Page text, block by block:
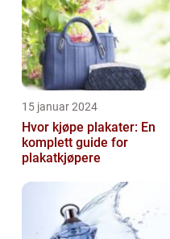
15 januar 2024
Hvor kjøpe plakater: En
komplett guide for
plakatkjøpere